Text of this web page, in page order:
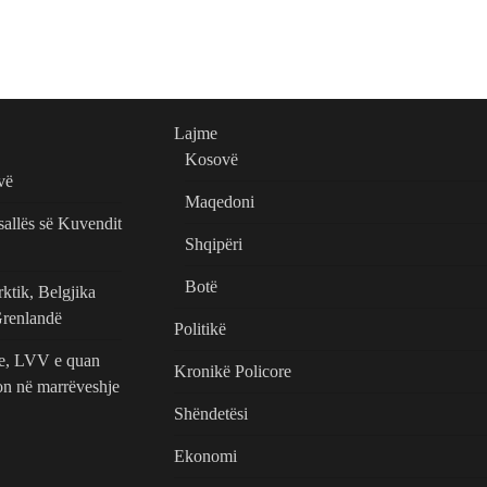
së Kuvendit
Belgjika
LVV e quan
në marrëveshje
Lajme
Kosovë
Maqedoni
Shqipëri
Botë
Politikë
Kronikë Policore
Shëndetësi
Ekonomi